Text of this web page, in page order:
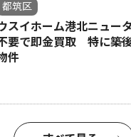
都筑区
スイホーム港北ニュー
要で即金買取 特に築
件